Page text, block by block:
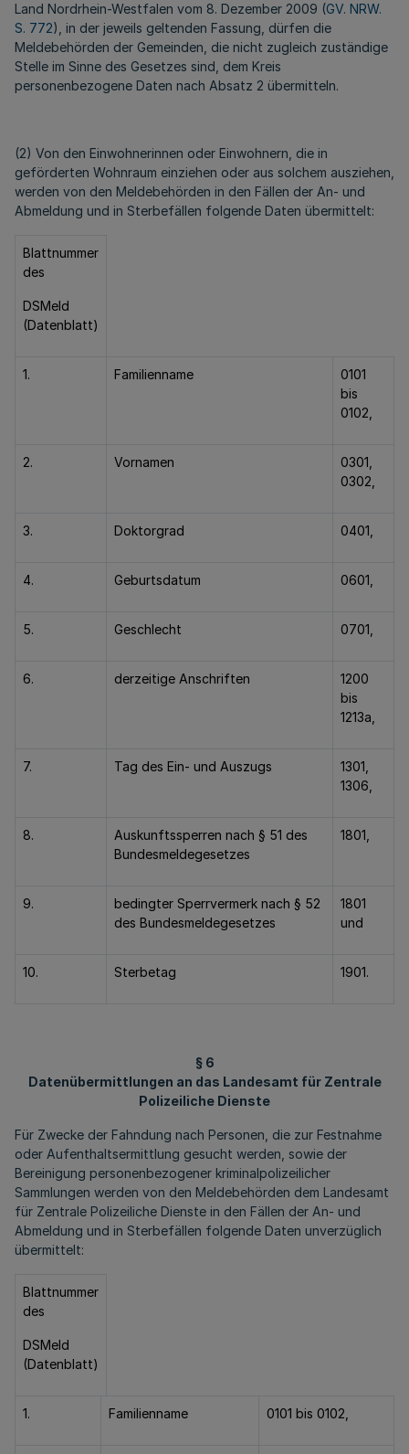
Land Nordrhein-Westfalen vom 8. Dezember 2009 (GV. NRW.
S. 772), in der jeweils geltenden Fassung, dürfen die
Meldebehörden der Gemeinden, die nicht zugleich zuständige
Stelle im Sinne des Gesetzes sind, dem Kreis
personenbezogene Daten nach Absatz 2 übermitteln.
(2) Von den Einwohnerinnen oder Einwohnern, die in
geförderten Wohnraum einziehen oder aus solchem ausziehen,
werden von den Meldebehörden in den Fällen der An- und
Abmeldung und in Sterbefällen folgende Daten übermittelt:
Blattnummer
des
DSMeld
(Datenblatt)
1. Familienname
0101
bis
0102,
2. Vornamen
0301,
0302,
3. Doktorgrad 0401,
4. Geburtsdatum 0601,
5. Geschlecht 0701,
6. derzeitige Anschriften
1200
bis
1213a,
7. Tag des Ein- und Auszugs
1301,
1306,
8.
Auskunftssperren nach § 51 des
Bundesmeldegesetzes
1801,
9.
bedingter Sperrvermerk nach § 52
des Bundesmeldegesetzes
1801
und
10. Sterbetag 1901.
§ 6
Datenübermittlungen an das Landesamt für Zentrale
Polizeiliche Dienste
Für Zwecke der Fahndung nach Personen, die zur Festnahme
oder Aufenthaltsermittlung gesucht werden, sowie der
Bereinigung personenbezogener kriminalpolizeilicher
Sammlungen werden von den Meldebehörden dem Landesamt
für Zentrale Polizeiliche Dienste in den Fällen der An- und
Abmeldung und in Sterbefällen folgende Daten unverzüglich
übermittelt:
Blattnummer
des
DSMeld
(Datenblatt)
1. Familienname 0101 bis 0102,